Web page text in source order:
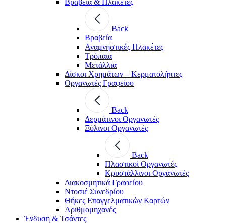
Back
Βραβεία
Αναμνηστικές Πλακέτες
Τρόπαια
Μετάλλια
Δίσκοι Χρημάτων – Κερματολήπτες
Οργανωτές Γραφείου
Back
Δερμάτινοι Οργανωτές
Ξύλινοι Οργανωτές
Back
Πλαστικοί Οργανωτές
Κρυστάλλινοι Οργανωτές
Διακοσμητικά Γραφείου
Ντοσιέ Συνεδρίου
Θήκες Επαγγελματικών Καρτών
Αριθμομηχανές
Ένδυση & Τσάντες